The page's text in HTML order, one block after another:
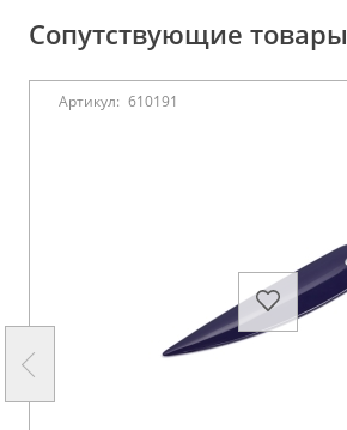
Сопутствующие товары
Артикул: 610191